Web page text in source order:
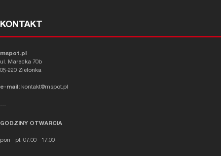
KONTAKT
mspot.pl
ul. Marecka 70b
05-220 Zielonka
e-mail: kontakt@mspot.pl
---
GODZINY OTWARCIA
pon - pt: 07:00 - 17:00